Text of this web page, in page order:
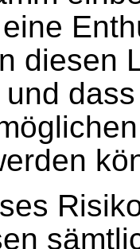
diesen